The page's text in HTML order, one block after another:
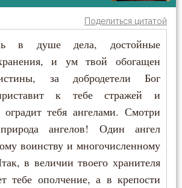
(Дроздов)
Поделиться цитатой
в душе дела, достойные
и ум твой обогащен
за добродетели Бог
к тебе стражей и
тебя ангелами. Смотри
ангелов! Один ангел
воинству и многочисленному
в величии твоего хранителя
тебе ополчение, а в крепости